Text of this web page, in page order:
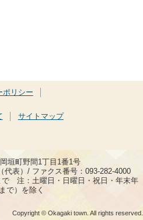
ポリシー
サイトマップ
垣町野間1丁目1番1号
代表）/ ファクス番号：093-282-4000
で 注：土曜日・日曜日・祝日・年末年
で）を除く
Copyright © Okagaki town. All rights reserved.